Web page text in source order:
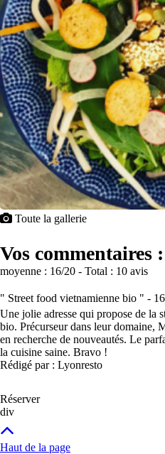
Toute la gallerie
Vos commentaires :
moyenne : 16/20 - Total : 10 avis
" Street food vietnamienne bio " - 16
Une jolie adresse qui propose de la
bio. Précurseur dans leur domaine,
en recherche de nouveautés. Le
la cuisine saine. Bravo !
Rédigé par : Lyonresto
Réserver
div
Haut de la page